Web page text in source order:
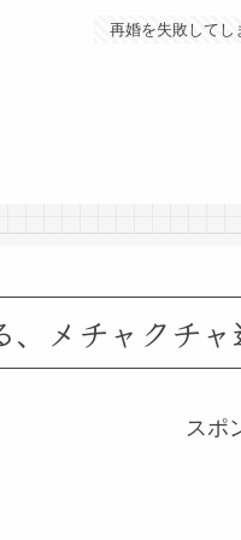
再婚を失敗してし
、メチャクチ
スポ